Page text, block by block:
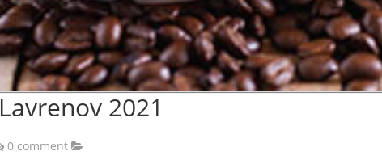
Lavrenov 2021
0 comment